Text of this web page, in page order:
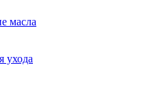
масла
ухода